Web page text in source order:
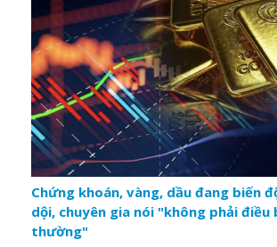
Chứng khoán, vàng, dầu đang biến
dội, chuyên gia nói "không phải điều
thường"